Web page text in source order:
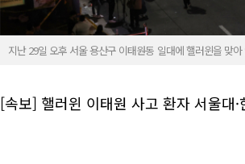
지난 29일 오후 서울 용산구 이태원동 일대에 핼러윈을 맞
[속보] 핼러윈 이태원 사고 환자 서울대